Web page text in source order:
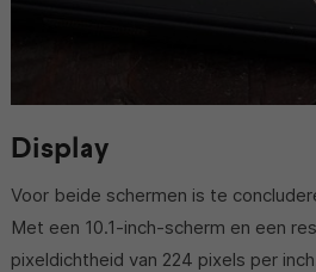
Display
Voor beide schermen is te
Met een 10.1-inch-scherm en een
pixeldichtheid van 224 pixels per